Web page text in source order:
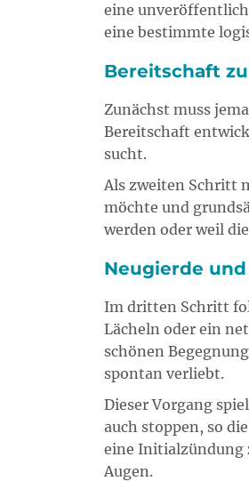
eine
eine bestimmte
Bereitschaft
Zunächst muss
Bereitschaft
sucht.
Als zweiten Schritt
möchte und
werden oder weil
Neugierde
Im dritten Schritt
Lächeln oder ein
schönen
spontan verliebt.
Dieser Vorgang
auch stoppen, so
eine Initialzündung
Augen.